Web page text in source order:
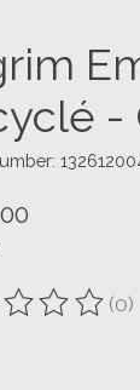
-
of this (0)